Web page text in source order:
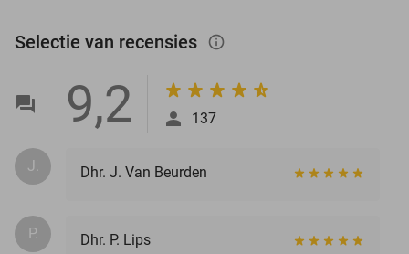
Selectie van recensies info_outlined
9,2 137
J. Dhr. J. Van Beurden
P.
Dhr. P. Lips